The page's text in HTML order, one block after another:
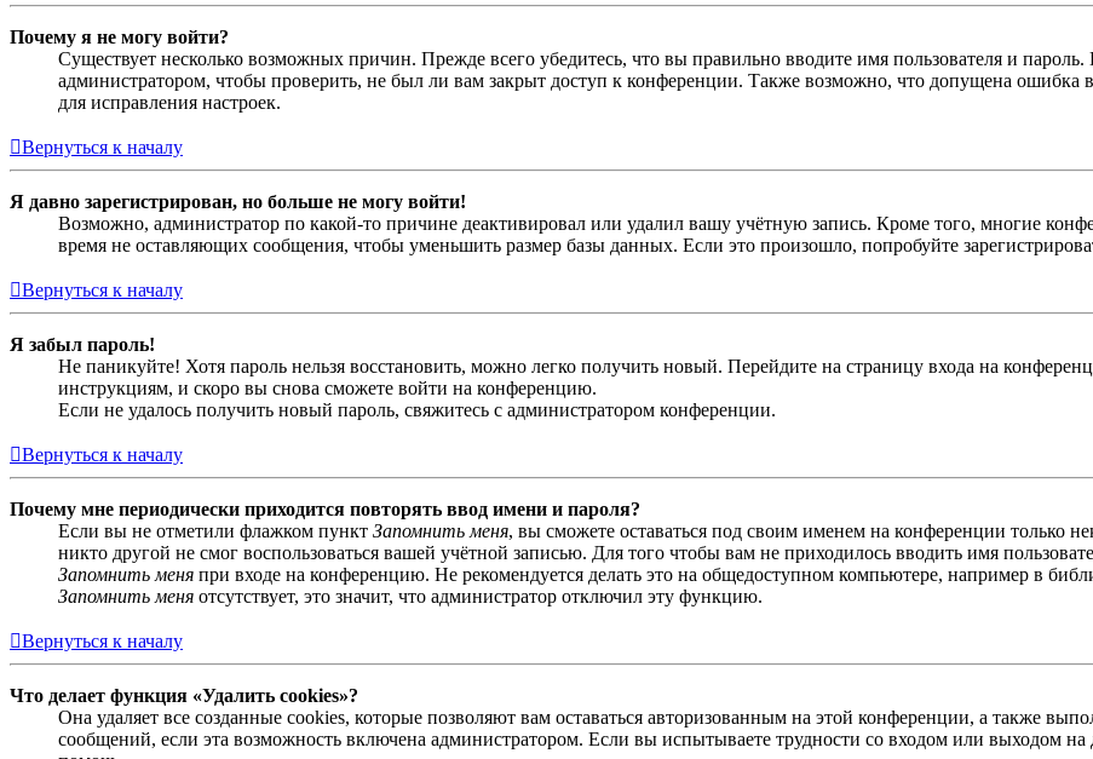
Почему я не могу войти?
Существует несколько возможных причин. Прежде всего убедитесь, что вы правильно вводите имя пользователя и
администратором, чтобы проверить, не был ли вам закрыт доступ к конференции. Также возможно, что допущена ошибка
для исправления настроек.
Вернуться к началу
Я давно зарегистрирован, но больше не могу войти!
Возможно, администратор по какой-то причине деактивировал или удалил вашу учётную запись. Кроме того, многие
время не оставляющих сообщения, чтобы уменьшить размер базы данных. Если это произошло, попробуйте
Вернуться к началу
Я забыл пароль!
Не паникуйте! Хотя пароль нельзя восстановить, можно легко получить новый. Перейдите на страницу входа на
инструкциям, и скоро вы снова сможете войти на конференцию.
Если не удалось получить новый пароль, свяжитесь с администратором конференции.
Вернуться к началу
Почему мне периодически приходится повторять ввод имени и пароля?
Если вы не отметили флажком пункт Запомнить меня, вы сможете оставаться под своим именем на конференции только
никто другой не смог воспользоваться вашей учётной записью. Для того чтобы вам не приходилось вводить имя
Запомнить меня при входе на конференцию. Не рекомендуется делать это на общедоступном компьютере, например в
Запомнить меня отсутствует, это значит, что администратор отключил эту функцию.
Вернуться к началу
Что делает функция «Удалить cookies»?
Она удаляет все созданные cookies, которые позволяют вам оставаться авторизованным на этой конференции, а также
сообщений, если эта возможность включена администратором. Если вы испытываете трудности со входом или выходом